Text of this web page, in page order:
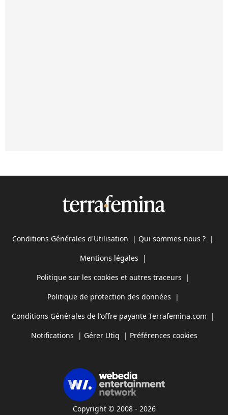
Conditions Générales d'Utilisation | Qui sommes-nous ? |
Mentions légales |
Politique sur les cookies et autres traceurs |
Politique de protection des données |
Conditions Générales de l'offre payante Terrafemina.com |
Notifications | Gérer Utiq | Préférences cookies
Copyright © 2008 - 2026